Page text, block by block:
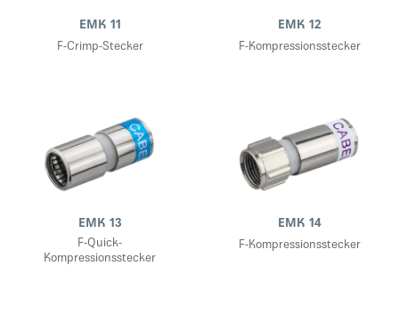
EMK 11
F-Crimp-Stecker
EMK 12
F-Kompressionsstecker
EMK 13
F-Quick-
Kompressionsstecker
EMK 14
F-Kompressionsstecker